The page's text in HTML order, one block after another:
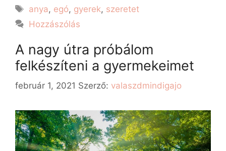
anya, egó, gyerek, szeretet
Hozzászólás
A nagy útra próbálom
felkészíteni a gyermekeimet
február 1, 2021 Szerző: valaszdmindigajo